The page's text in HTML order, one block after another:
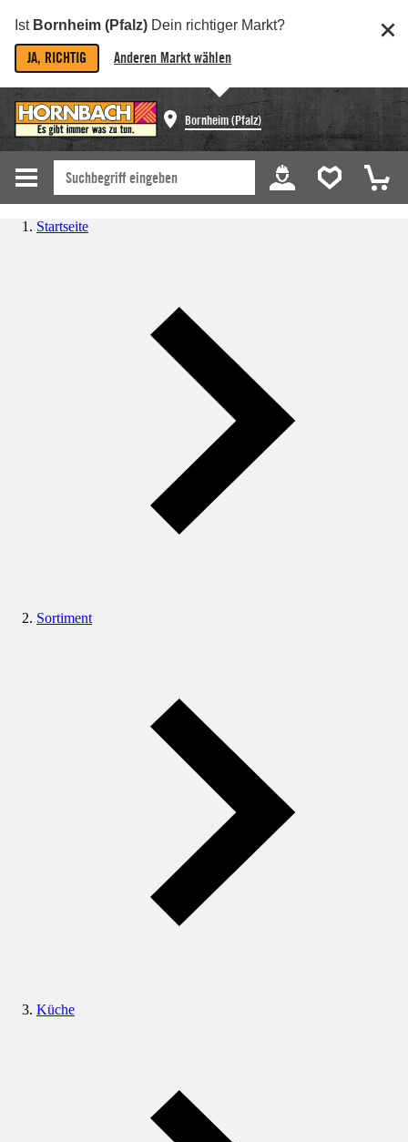
Ist Bornheim (Pfalz) Dein richtiger Markt?
JA, RICHTIG Anderen Markt wählen
Bornheim (Pfalz)
Startseite
Sortiment
Küche